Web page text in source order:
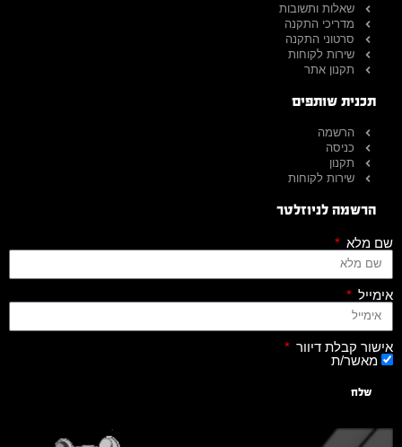
שאלות ותשובות
מדריכי התקנה
סרטוני התקנה
שירות לקוחות
תקנון אתר
תכנית שותפים
הרשמה
כניסה
תקנון
שירות לקוחות
הרשמה לניוזלטר
שם מלא
אימייל
אישור קבלת דיוור
מאשר/ת
שלח